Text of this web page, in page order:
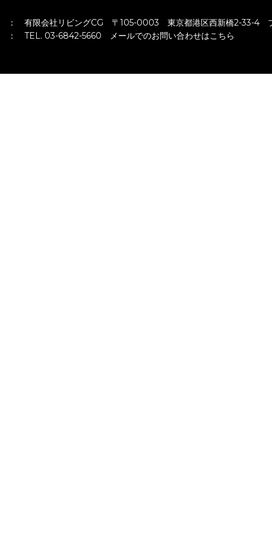
： 有限会社リビングCG 〒105-0003 東京都港区西新橋2-33-4
： TEL. 03-6842-5660 メールでのお問い合わせはこちら